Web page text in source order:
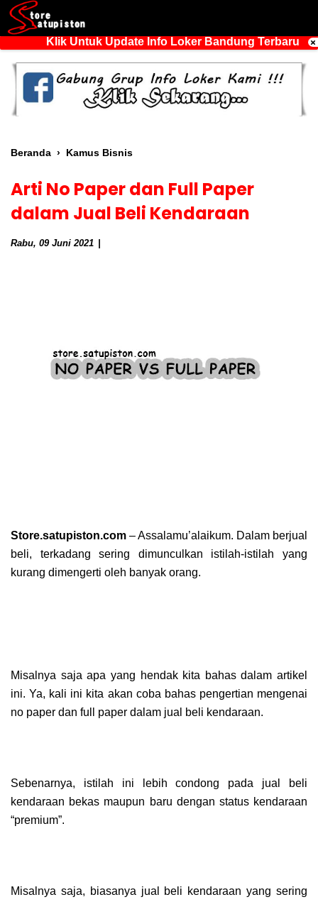
Beranda › Kamus Bisnis
Arti No Paper dan Full Paper
dalam Jual Beli Kendaraan
Rabu, 09 Juni 2021
Store.satupiston.com – Assalamu’alaikum. Dalam berjual
beli, terkadang sering dimunculkan istilah-istilah yang
kurang dimengerti oleh banyak orang.
Misalnya saja apa yang hendak kita bahas dalam artikel
ini. Ya, kali ini kita akan coba bahas pengertian mengenai
no paper dan full paper dalam jual beli kendaraan.
Sebenarnya, istilah ini lebih condong pada jual beli
kendaraan bekas maupun baru dengan status kendaraan
“premium”.
Misalnya saja, biasanya jual beli kendaraan yang sering
Klik Untuk Update Info Loker Bandung Terbaru